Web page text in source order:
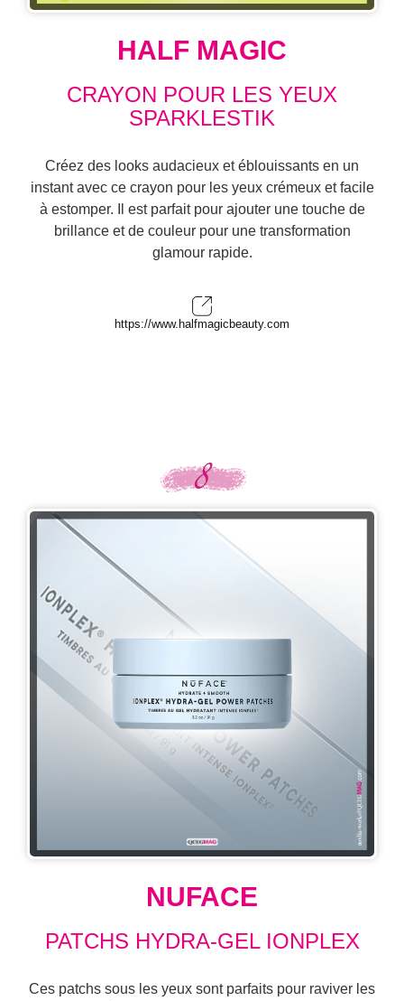
HALF MAGIC
CRAYON POUR LES YEUX
SPARKLESTIK
Créez des looks audacieux et éblouissants en un
instant avec ce crayon pour les yeux crémeux et facile
à estomper. Il est parfait pour ajouter une touche de
brillance et de couleur pour une transformation
glamour rapide.
https://www.halfmagicbeauty.com
NUFACE
PATCHS HYDRA-GEL IONPLEX
Ces patchs sous les yeux sont parfaits pour raviver les